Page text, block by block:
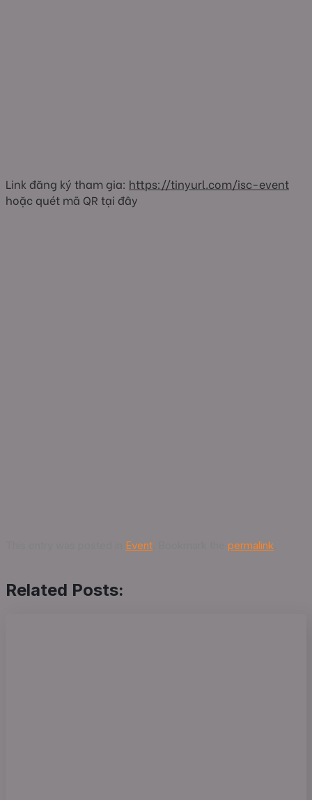
Link đăng ký tham gia: https://tinyurl.com/isc-event
hoặc quét mã QR tại đây
Event permalink
Related Posts: